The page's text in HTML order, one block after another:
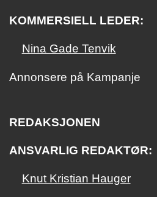
KOMMERSIELL LEDER:
Nina Gade Tenvik
Annonsere på Kampanje
REDAKSJONEN
ANSVARLIG REDAKTØR:
Knut Kristian Hauger